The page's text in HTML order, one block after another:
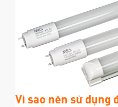
Vì sao nên sử dụng